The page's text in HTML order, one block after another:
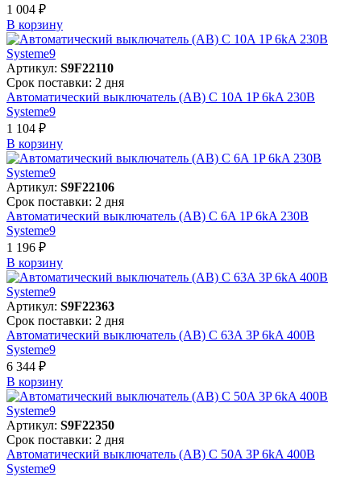
1 004 ₽
В корзинy
Артикул: S9F22110
Срок поставки: 2 дня
Автоматический выключатель (АВ) C 10A 1P 6kA 230В
Systeme9
1 104 ₽
В корзинy
Артикул: S9F22106
Срок поставки: 2 дня
Автоматический выключатель (АВ) C 6A 1P 6kA 230В
Systeme9
1 196 ₽
В корзинy
Артикул: S9F22363
Срок поставки: 2 дня
Автоматический выключатель (АВ) C 63A 3P 6kA 400В
Systeme9
6 344 ₽
В корзинy
Артикул: S9F22350
Срок поставки: 2 дня
Автоматический выключатель (АВ) C 50A 3P 6kA 400В
Systeme9